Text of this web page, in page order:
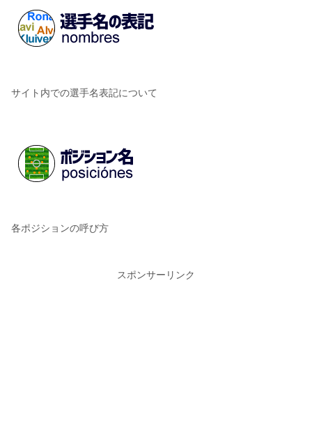
サイト内での選手名表記について
各ポジションの呼び方
スポンサーリンク